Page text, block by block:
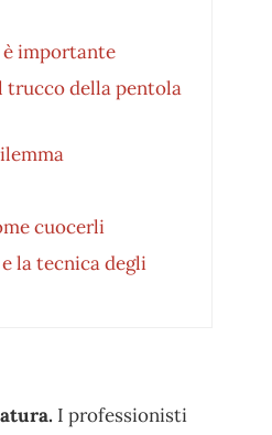
importante
trucco della pentola
cuocerli
la tecnica degli
I professionisti